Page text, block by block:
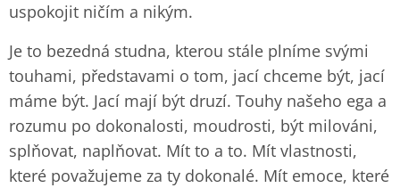
uspokojit ničím a nikým.
Je to bezedná studna, kterou stále plníme svými
touhami, představami o tom, jací chceme být, jací
máme být. Jací mají být druzí. Touhy našeho ega a
rozumu po dokonalosti, moudrosti, být milováni,
splňovat, naplňovat. Mít to a to. Mít vlastnosti,
které považujeme za ty dokonalé. Mít emoce, které